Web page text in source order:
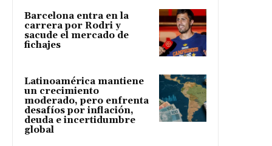
Barcelona entra en la
carrera por Rodri y
sacude el mercado de
fichajes
Latinoamérica mantiene
un crecimiento
moderado, pero enfrenta
desafíos por inflación,
deuda e incertidumbre
global